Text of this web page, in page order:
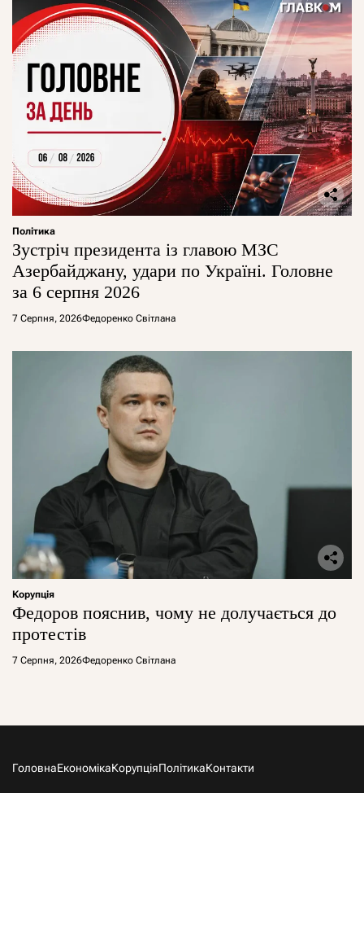
Політика
Зустріч президента із главою МЗС
Азербайджану, удари по Україні. Головне
за 6 серпня 2026
7 Серпня, 2026Федоренко Світлана
Корупція
Федоров пояснив, чому не долучається до
протестів
7 Серпня, 2026Федоренко Світлана
ГоловнаЕкономікаКорупціяПолітикаКонтакти